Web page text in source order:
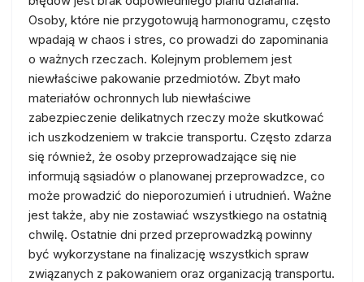
Osoby, które nie przygotowują harmonogramu, często
wpadają w chaos i stres, co prowadzi do zapominania
o ważnych rzeczach. Kolejnym problemem jest
niewłaściwe pakowanie przedmiotów. Zbyt mało
materiałów ochronnych lub niewłaściwe
zabezpieczenie delikatnych rzeczy może skutkować
ich uszkodzeniem w trakcie transportu. Często zdarza
się również, że osoby przeprowadzające się nie
informują sąsiadów o planowanej przeprowadzce, co
może prowadzić do nieporozumień i utrudnień. Ważne
jest także, aby nie zostawiać wszystkiego na ostatnią
chwilę. Ostatnie dni przed przeprowadzką powinny
być wykorzystane na finalizację wszystkich spraw
związanych z pakowaniem oraz organizacją transportu.